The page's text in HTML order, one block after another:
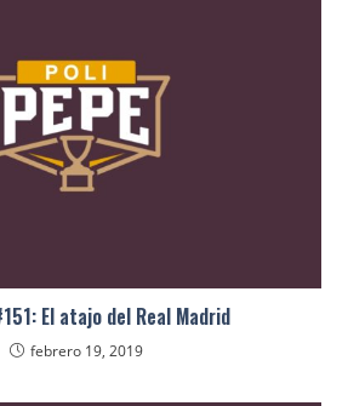
El atajo del Real Madrid
febrero 19, 2019